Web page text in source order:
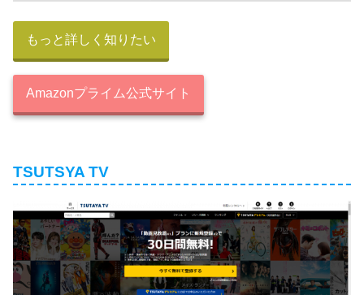
現在契約している内容が書かれています。
もっと詳しく知りたい
Amazonプライム公式サイト
TSUTSYA TV